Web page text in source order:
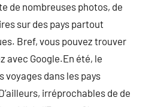
de nombreuses photos, de
sur des pays partout
Bref, vous pouvez trouver
avec Google.En été, le
voyages dans les pays
irréprochables de de